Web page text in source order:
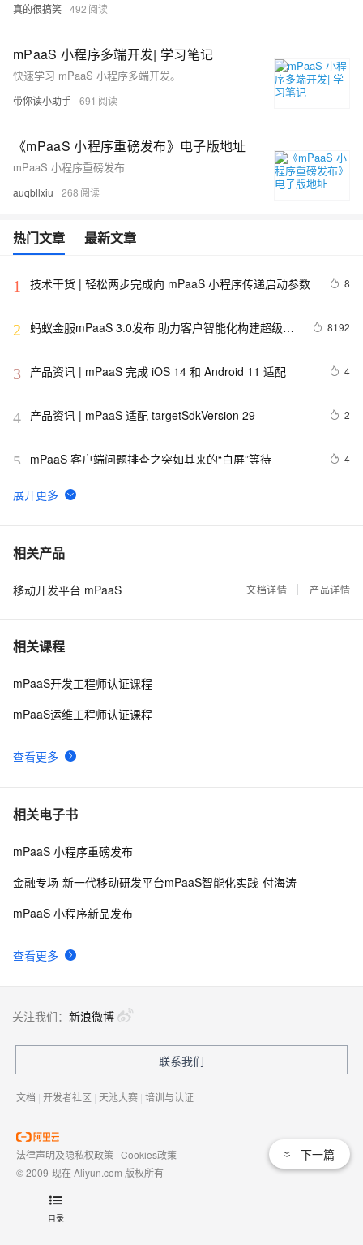
目录
真的很搞笑 492
mPaaS 小程序多端开发| 学习笔记
快速学习 mPaaS 小程序多端开发。
带你读小助手 691
《mPaaS 小程序重磅发布》电子版地址
mPaaS 小程序重磅发布
auqbllxiu 268
热门文章 最新文章
1 技术干货 | 轻松两步完成向 mPaaS 小程序传递启动参数 8
2
蚂蚁金服mPaaS 3.0发布 助力客户智能化构建超级
8192
3 产品资讯 | mPaaS 完成 iOS 14 和 Android 11 适配 4
4 产品资讯 | mPaaS 适配 targetSdkVersion 29 2
5 mPaaS 客户端问题排查之突如其来的“白屏”等待 4
6 mPaas从埋点排查iOS离线包问题
7 蚂蚁移动开发平台mPaaS：金融业务增长的新引擎
8 mPaaS云平台运维系列之—移动推送常见问题 1
9
10阿里云新品发布周刊第36期 丨 移动开发平台mPaaS重磅
相关产品
移动开发平台 mPaaS 文档详情 产品详情
相关课程
查看更多
mPaaS开发工程师认证课程
mPaaS运维工程师认证课程
相关电子书
查看更多
mPaaS 小程序重磅发布
金融专场-新一代移动研发平台mPaaS智能化实践-付海涛
mPaaS 小程序新品发布
下一篇
关注我们： 新浪微博
联系我们
文档 | 开发者社区 | 天池大赛 | 培训与认证
法律声明及隐私权政策 | Cookies政策
© 2009-现在 Aliyun.com 版权所有
域名注册服务机构许可：